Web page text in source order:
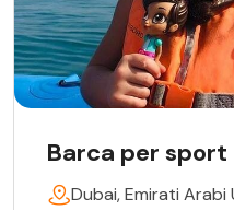
Barca per
Dubai, Emirati Arabi